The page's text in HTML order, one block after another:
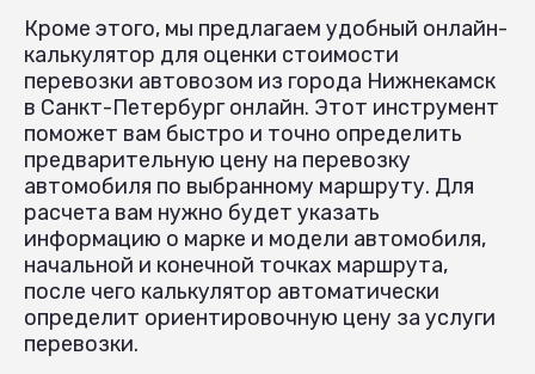
Кроме этого, мы предлагаем удобный онлайн-
калькулятор для оценки стоимости
перевозки автовозом из города Нижнекамск
в Санкт-Петербург онлайн. Этот инструмент
поможет вам быстро и точно определить
предварительную цену на перевозку
автомобиля по выбранному маршруту. Для
расчета вам нужно будет указать
информацию о марке и модели автомобиля,
начальной и конечной точках маршрута,
после чего калькулятор автоматически
определит ориентировочную цену за услуги
перевозки.